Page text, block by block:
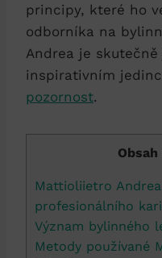
principy, které ho
odborníka na
Andrea je
inspirativním
pozornost.
Mattioliietro
profesionálního
Význam bylinného
Metody používané